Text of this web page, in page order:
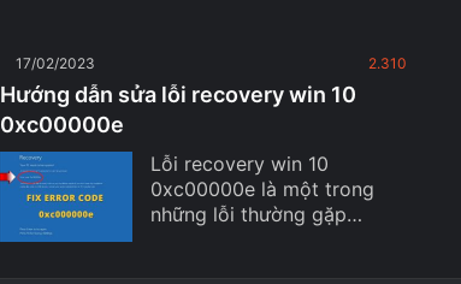
17/02/2023 2.310
Hướng dẫn sửa lỗi recovery win 10
0xc00000e
Lỗi recovery win 10
0xc00000e là một trong
những lỗi thường gặp…